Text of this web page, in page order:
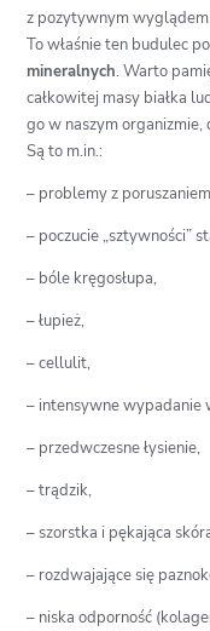
z pozytywnym wyglądem
To właśnie ten budulec
mineralnych. Warto
całkowitej masy białka
go w naszym
Są to m.in.:
– problemy z
– poczucie „sztywności”
– bóle kręgosłupa,
– łupież,
– cellulit,
– intensywne wypadanie
– przedwczesne łysienie,
– trądzik,
– szorstka i pękająca
– rozdwajające się
– niska odporność